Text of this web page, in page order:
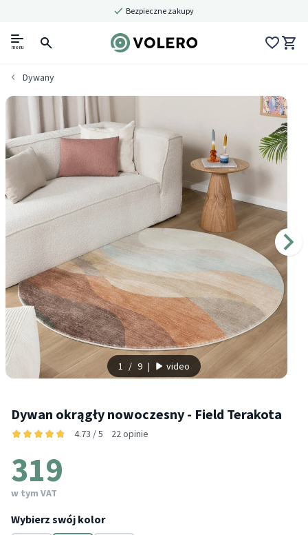
Bezpieczne zakupy
menu
Dywany
1 / 9 | video
Dywan okrągły nowoczesny - Field Terakota
4.73 / 5 22 opinie
319
w tym VAT
Wybierz swój kolor